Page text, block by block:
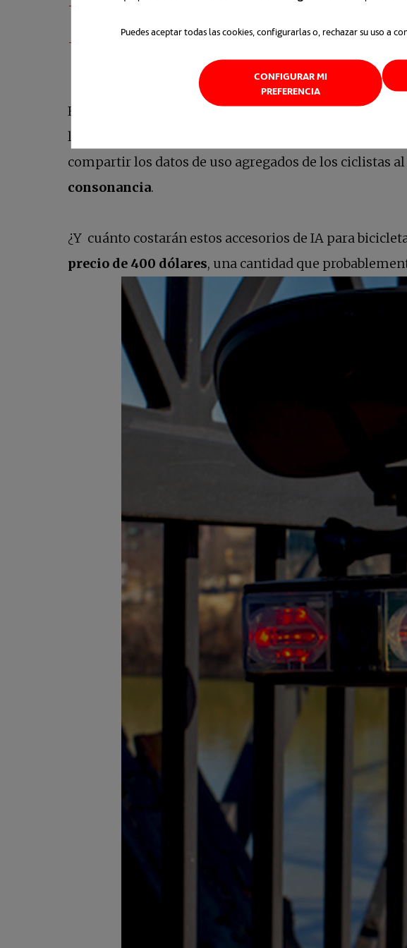
Puedes aceptar todas las cookies, configurarlas o, rechazar su uso a
CONFIGURAR MI
PREFERENCIA
Grabación de video: Almacenan grabación en
Duración de batería: Entre cinco y seis horas.
Estos dispositivos con IA mejoran la seguridad
los sistemas de alerta. Y no solo eso, uno de los
compartir los datos de uso agregados de los ciclistas
consonancia.
¿Y cuánto costarán estos accesorios de IA para
precio de 400 dólares, una cantidad que